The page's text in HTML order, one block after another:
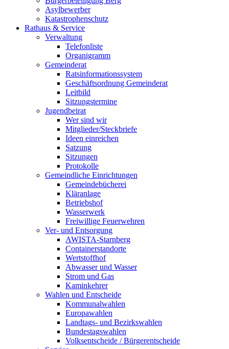
Asylbewerber
Katastrophenschutz
Rathaus & Service
Verwaltung
Telefonliste
Organigramm
Gemeinderat
Ratsinformationssystem
Geschäftsordnung Gemeinderat
Leitbild
Sitzungstermine
Jugendbeirat
Wer sind wir
Mitglieder/Steckbriefe
Ideen einreichen
Satzung
Sitzungen
Protokolle
Gemeindliche Einrichtungen
Gemeindebücherei
Kläranlage
Betriebshof
Wasserwerk
Freiwillige Feuerwehren
Ver- und Entsorgung
AWISTA-Starnberg
Containerstandorte
Wertstoffhof
Abwasser und Wasser
Strom und Gas
Kaminkehrer
Wahlen und Entscheide
Kommunalwahlen
Europawahlen
Landtags- und Bezirkswahlen
Bundestagswahlen
Volksentscheide / Bürgerentscheide